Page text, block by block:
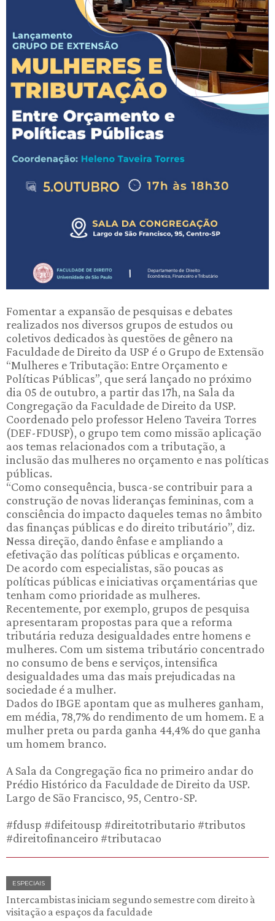
Fomentar a expansão de pesquisas e debates
realizados nos diversos grupos de estudos ou
coletivos dedicados às questões de gênero na
Faculdade de Direito da USP é o Grupo de Extensão
“Mulheres e Tributação: Entre Orçamento e
Políticas Públicas”, que será lançado no próximo
dia 05 de outubro, a partir das 17h, na Sala da
Congregação da Faculdade de Direito da USP.
Coordenado pelo professor Heleno Taveira Torres
(DEF-FDUSP), o grupo tem como missão aplicação
aos temas relacionados com a tributação, a
inclusão das mulheres no orçamento e nas políticas
públicas.
“Como consequência, busca-se contribuir para a
construção de novas lideranças femininas, com a
consciência do impacto daqueles temas no âmbito
das finanças públicas e do direito tributário”, diz.
Nessa direção, dando ênfase e ampliando a
efetivação das políticas públicas e orçamento.
De acordo com especialistas, são poucas as
políticas públicas e iniciativas orçamentárias que
tenham como prioridade as mulheres.
Recentemente, por exemplo, grupos de pesquisa
apresentaram propostas para que a reforma
tributária reduza desigualdades entre homens e
mulheres. Com um sistema tributário concentrado
no consumo de bens e serviços, intensifica
desigualdades uma das mais prejudicadas na
sociedade é a mulher.
Dados do IBGE apontam que as mulheres ganham,
em média, 78,7% do rendimento de um homem. E a
mulher preta ou parda ganha 44,4% do que ganha
um homem branco.
A Sala da Congregação fica no primeiro andar do
Prédio Histórico da Faculdade de Direito da USP.
Largo de São Francisco, 95, Centro-SP.
#fdusp #difeitousp #direitotributario #tributos
#direitofinanceiro #tributacao
ESPECIAIS
Intercambistas iniciam segundo semestre com direito à
visitação a espaços da faculdade